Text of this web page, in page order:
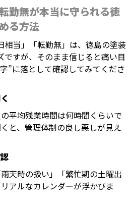
勤無が本当に守られる徳
る方法
相当」「転勤無」は、徳島の塗装
ですが、そのまま信じると痛い目
”に落として確認してみてくださ
の平均残業時間は何時間くらいで
と、管理体制の良し悪しが見え
雨天時の扱い」「繁忙期の土曜出
アルなカレンダーが浮かびま